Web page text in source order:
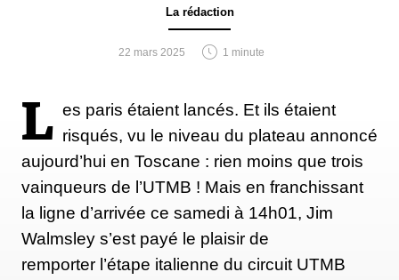
La rédaction
22 mars 2025 1 minute
L es paris étaient lancés. Et ils étaient
risqués, vu le niveau du plateau annoncé
aujourd’hui en Toscane : rien moins que trois
vainqueurs de l’UTMB ! Mais en franchissant
la ligne d’arrivée ce samedi à 14h01, Jim
Walmsley s’est payé le plaisir de
remporter l’étape italienne du circuit UTMB